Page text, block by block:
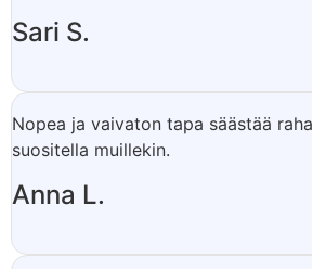
Sari S.
Nopea ja vaivaton tapa säästää
suositella muillekin.
Anna L.